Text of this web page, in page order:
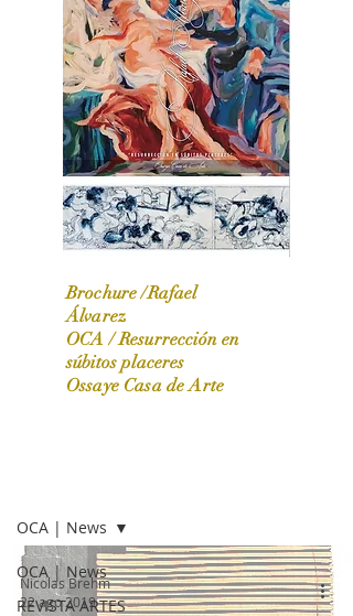
OCA|News 31 / Marzo-Abril / 2024
Brochure /Rafael
Álvarez
OCA /Resurrección en
súbitos placeres
Ossaye Casa de Arte
OCA | News
REVISTA ARTES
OCA | News
Nicolas Brehm
22 ago 2019